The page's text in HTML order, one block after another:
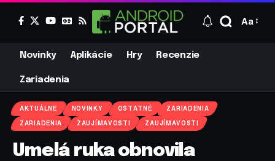
Aa
Novinky Aplikácie Hry Recenzie
Zariadenia
AKTUÁLNE NOVINKY OSTATNÉ ZARIADENIA
ZARIADENIA ZAUJÍMAVOSTI ZAUJÍMAVOSTI
Umelá ruka obnovila